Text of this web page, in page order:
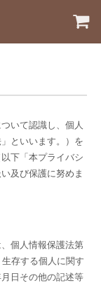
いて認識し、個人
といいます。）を
下「本プライバシ
及び保護に努めま
個人情報保護法第
存する個人に関す
日その他の記述等